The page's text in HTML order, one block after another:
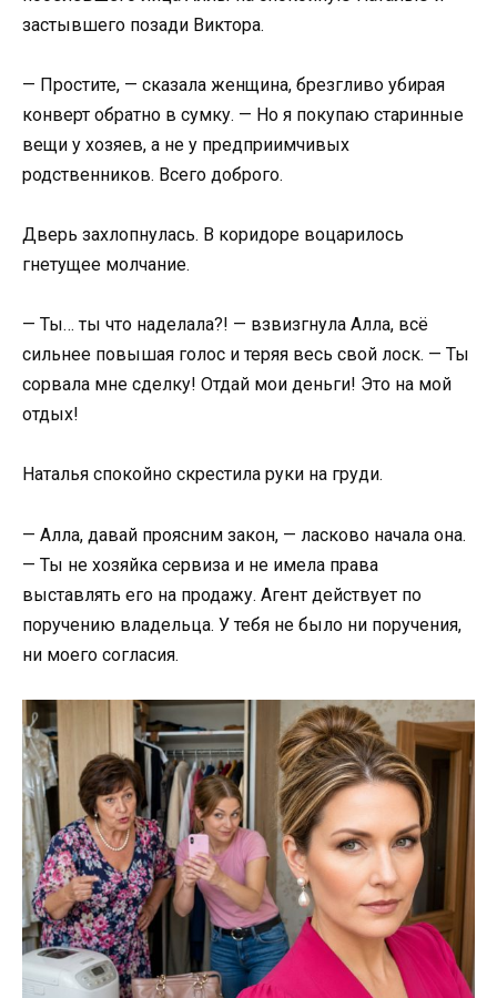
застывшего позади Виктора.
— Простите, — сказала женщина, брезгливо убирая
конверт обратно в сумку. — Но я покупаю старинные
вещи у хозяев, а не у предприимчивых
родственников. Всего доброго.
Дверь захлопнулась. В коридоре воцарилось
гнетущее молчание.
— Ты… ты что наделала?! — взвизгнула Алла, всё
сильнее повышая голос и теряя весь свой лоск. — Ты
сорвала мне сделку! Отдай мои деньги! Это на мой
отдых!
Наталья спокойно скрестила руки на груди.
— Алла, давай проясним закон, — ласково начала она.
— Ты не хозяйка сервиза и не имела права
выставлять его на продажу. Агент действует по
поручению владельца. У тебя не было ни поручения,
ни моего согласия.